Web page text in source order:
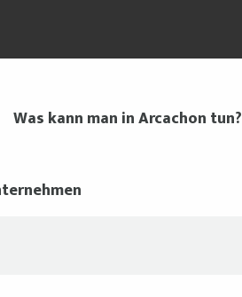
Was kann man in Arcachon tun?